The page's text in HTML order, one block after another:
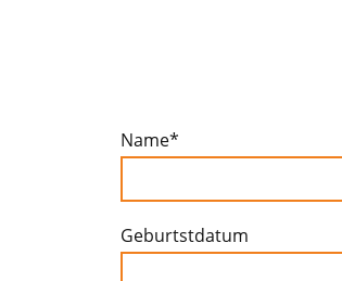
Name*
Geburtstdatum